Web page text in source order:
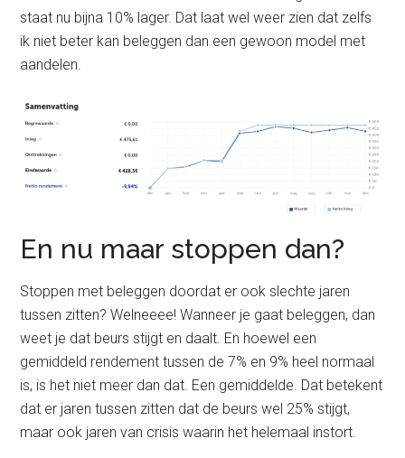
staat nu bijna 10% lager. Dat laat wel weer zien dat zelfs
ik niet beter kan beleggen dan een gewoon model met
aandelen.
En nu maar stoppen dan?
Stoppen met beleggen doordat er ook slechte jaren
tussen zitten? Welneeee! Wanneer je gaat beleggen, dan
weet je dat beurs stijgt en daalt. En hoewel een
gemiddeld rendement tussen de 7% en 9% heel normaal
is, is het niet meer dan dat. Een gemiddelde. Dat betekent
dat er jaren tussen zitten dat de beurs wel 25% stijgt,
maar ook jaren van crisis waarin het helemaal instort.